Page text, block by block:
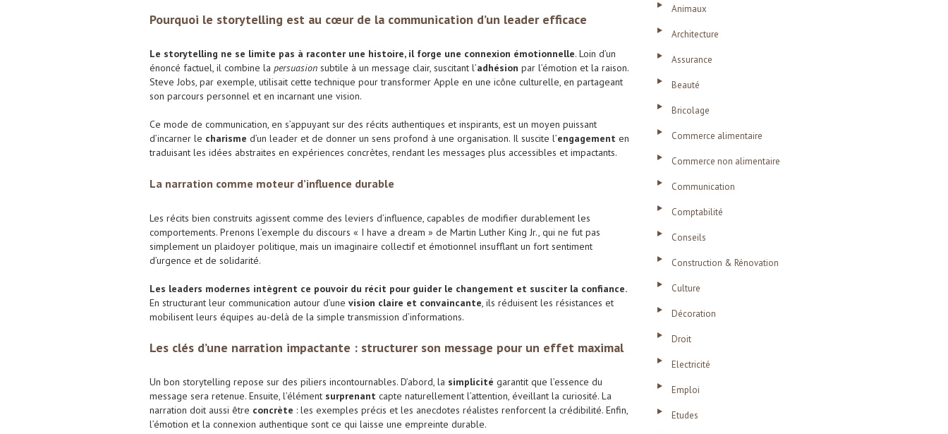
Pourquoi le storytelling est au cœur de la communication d’un leader efficace
Le storytelling ne se limite pas à raconter une histoire, il forge une connexion émotionnelle. Loin d’un
énoncé factuel, il combine la persuasion subtile à un message clair, suscitant l’adhésion par l’émotion et la raison.
Steve Jobs, par exemple, utilisait cette technique pour transformer Apple en une icône culturelle, en partageant
son parcours personnel et en incarnant une vision.
Ce mode de communication, en s’appuyant sur des récits authentiques et inspirants, est un moyen puissant
d’incarner le charisme d’un leader et de donner un sens profond à une organisation. Il suscite l’engagement en
traduisant les idées abstraites en expériences concrètes, rendant les messages plus accessibles et impactants.
La narration comme moteur d’influence durable
Les récits bien construits agissent comme des leviers d’influence, capables de modifier durablement les
comportements. Prenons l’exemple du discours « I have a dream » de Martin Luther King Jr., qui ne fut pas
simplement un plaidoyer politique, mais un imaginaire collectif et émotionnel insufflant un fort sentiment
d’urgence et de solidarité.
Les leaders modernes intègrent ce pouvoir du récit pour guider le changement et susciter la confiance.
En structurant leur communication autour d’une vision claire et convaincante, ils réduisent les résistances et
mobilisent leurs équipes au-delà de la simple transmission d’informations.
Les clés d’une narration impactante : structurer son message pour un effet maximal
Un bon storytelling repose sur des piliers incontournables. D’abord, la simplicité garantit que l’essence du
message sera retenue. Ensuite, l’élément surprenant capte naturellement l’attention, éveillant la curiosité. La
narration doit aussi être concrète : les exemples précis et les anecdotes réalistes renforcent la crédibilité. Enfin,
l’émotion et la connexion authentique sont ce qui laisse une empreinte durable.
Animaux
Architecture
Assurance
Beauté
Bricolage
Commerce alimentaire
Commerce non alimentaire
Communication
Comptabilité
Conseils
Construction & Rénovation
Culture
Décoration
Droit
Electricité
Emploi
Etudes